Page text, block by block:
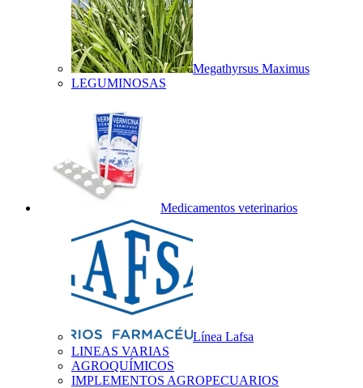
Megathyrsus Maximus
LEGUMINOSAS
Medicamentos veterinarios
Línea Lafsa
LINEAS VARIAS
AGROQUÍMICOS
IMPLEMENTOS AGROPECUARIOS